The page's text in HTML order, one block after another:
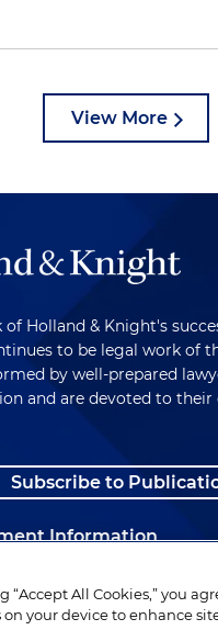
View More
of Holland & Knight's
to be legal work of
by well-prepared
and are devoted to their
Subscribe to
Information
“Accept All Cookies,” you
on your device to enhance